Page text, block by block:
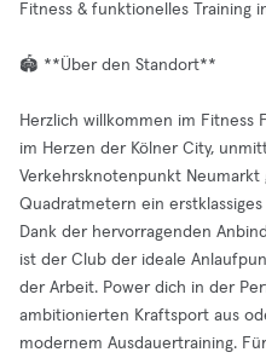
Fitness & funktionelles Training
🏟️ **Über den Standort**
Herzlich willkommen im Fitness
im Herzen der Kölner City,
Verkehrsknotenpunkt
Quadratmetern ein
Dank der hervorragenden
ist der Club der ideale
der Arbeit. Power dich in der
ambitionierten Kraftsport aus
modernem Ausdauertraining.